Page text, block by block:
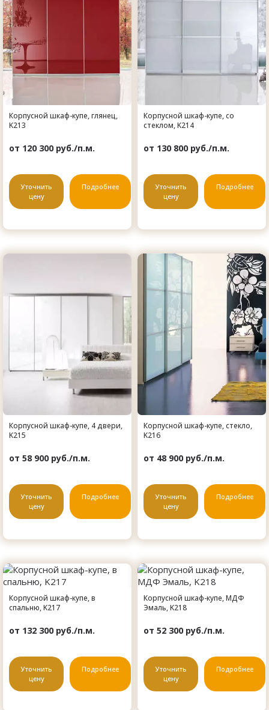
Корпусной шкаф-купе, глянец,
K213
от 120 300 руб./п.м.
Уточнить
цену
Подробнее
Корпусной шкаф-купе, со
стеклом, K214
от 130 800 руб./п.м.
Уточнить
цену
Подробнее
Корпусной шкаф-купе, 4 двери,
K215
от 58 900 руб./п.м.
Уточнить
цену
Подробнее
Корпусной шкаф-купе, стекло,
K216
от 48 900 руб./п.м.
Уточнить
цену
Подробнее
Корпусной шкаф-купе, в
спальню, K217
от 132 300 руб./п.м.
Уточнить
цену
Подробнее
Корпусной шкаф-купе, МДФ
Эмаль, K218
от 52 300 руб./п.м.
Уточнить
цену
Подробнее